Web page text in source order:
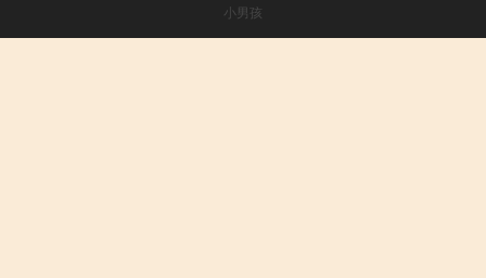
小男孩